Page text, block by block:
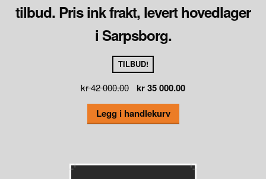
tilbud. Pris ink frakt, levert hovedlager
i Sarpsborg.
TILBUD!
kr42 000.00
Opprinnelig
pris
var:
kr35 000.00Nåværende
Legg i handlekurv